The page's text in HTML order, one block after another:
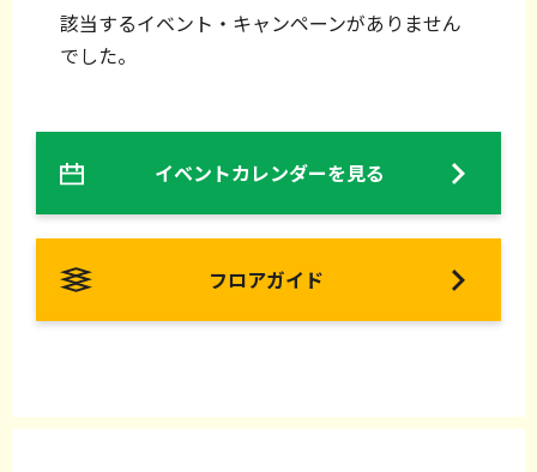
該当するイベント・キャンペーンがありません
でした。
イベントカレンダーを見る
フロアガイド